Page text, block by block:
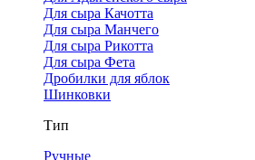
Для сыра Качотта
Для сыра Манчего
Для сыра Рикотта
Для сыра Фета
Дробилки для яблок
Шинковки
Тип
Ручные